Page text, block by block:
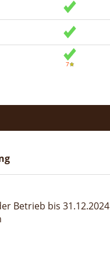
Betrieb bis 31.12.2024